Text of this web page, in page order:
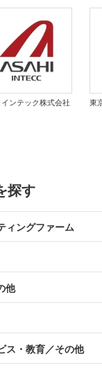
ンテック株式会社 東
探す
ィングファーム
他
ス・教育／その他